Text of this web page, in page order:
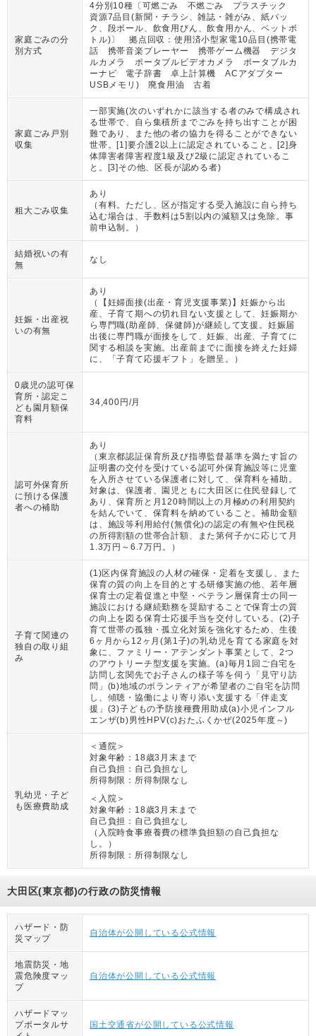
家庭ごみの分
別方式
4分別10種〔可燃ごみ 不燃ごみ プラスチック
資源7品目(新聞・チラシ、雑誌・雑がみ、紙パッ
ク、段ボール、飲食用びん、飲食用かん、ペットボ
トル)〕 拠点回収：使用済小型家電10品目(携帯電
話 携帯音楽プレーヤー 携帯ゲーム機器 デジタ
ルカメラ ポータブルビデオカメラ ポータブルカ
ーナビ 電子辞書 卓上計算機 ACアダプター
USBメモリ) 廃食用油 古着
家庭ごみ戸別
収集
一部実施(次のいずれかに該当する者のみで構成され
る世帯で、自ら集積所までごみを持ち出すことが困
難であり、また他の者の協力を得ることができない
世帯。[1]要介護2以上に認定されていること。[2]身
体障害者障害程度1級及び2級に認定されているこ
と。[3]その他、区長が認める者)
粗大ごみ収集
あり
（ 有料。ただし、区が指定する受入施設に自ら持ち
込む場合は、手数料は5割以内の減額又は免除。事
前申込制。
）
結婚祝いの有
無
なし
妊娠・出産祝
いの有無
あり
（
【妊婦面接(出産・育児支援事業)】妊娠から出
産、子育て期への切れ目ない支援として、妊娠期か
ら専門職(助産師、保健師)が継続して支援。妊娠届
出後に専門職が面接をして、妊娠、出産、子育てに
関する相談を実施。出産前までに面接を終えた妊婦
に、「子育て応援ギフト」を贈呈。
）
0歳児の認可保
育所・認定こ
ども園月額保
育料
34,400円/月
認可外保育所
に預ける保護
者への補助
あり
（ 東京都認証保育所及び指導監督基準を満たす旨の
証明書の交付を受けている認可外保育施設等に児童
を入所させている保護者に対して、保育料を補助。
対象は、保護者、園児ともに大田区に住民登録して
あり、保育所と月120時間以上の月極めの利用契約
を結んでいて、保育料を納めていること。補助金額
は、施設等利用給付(無償化)の認定の有無や住民税
の所得割額の世帯合計額、また第何子かに応じて月
1.3万円～6.7万円。
）
子育て関連の
独自の取り組
み
(1)区内保育施設の人材の確保・定着を支援し、また
保育の質の向上を目的とする研修実施の他、若年層
保育士の定着促進と中堅・ベテラン層保育士の同一
施設における継続勤務を奨励することで保育士の質
の向上を図る保育士応援手当を交付している。(2)子
育て世帯の孤独・孤立化対策を強化するため、生後
6ヶ月から12ヶ月(第1子)の乳幼児を育てる家庭を対
象に、ファミリー・アテンダント事業として、2つ
のアウトリーチ型支援を実施。(a)毎月1回ご自宅を
訪問し玄関先でお子さんの様子等を伺う「見守り訪
問」(b)地域のボランティアが希望者のご自宅を訪問
し、傾聴・協働により寄り添い支援する「伴走支
援」(3)子どもの予防接種費用助成(a)小児インフル
エンザ(b)男性HPV(c)おたふくかぜ(2025年度～)
乳幼児・子ど
も医療費助成
＜通院＞
対象年齢： 18歳3月末まで
自己負担： 自己負担なし
所得制限： 所得制限なし
＜入院＞
対象年齢： 18歳3月末まで
自己負担： 自己負担なし
（ 入院時食事療養費の標準負担額の自己負担な
し。
）
所得制限： 所得制限なし
大田区(東京都)の行政の防災情報
ハザード・防
災マップ
自治体が公開している公式情報
地震防災・地
震危険度マッ
プ
自治体が公開している公式情報
ハザードマッ
プポータルサ
国土交通省が公開している公式情報